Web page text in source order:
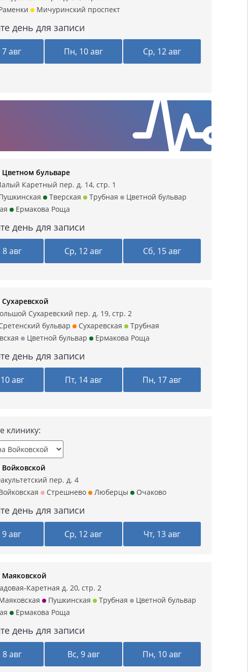
Мичуринский проспект
день для записи
авг Пн, 10 авг Ср, 12 авг
Цветном бульваре
Каретный пер. д. 14, стр. 1
Тверская Трубная
Цветной бульвар
Ермакова Роща
день для записи
авг Ср, 12 авг Сб, 15 авг
Сухаревский пер. д. 19, стр. 2
бульвар Сухаревская
Трубная
Цветной бульвар Ермакова Роща
день для записи
авг Пт, 14 авг Пн, 17 авг
клинику:
пер. д. 4
Стрешнево Люберцы Очаково
день для записи
авг Ср, 12 авг Чт, 13 авг
Маяковской
Каретная д. 20, стр. 2
Пушкинская Трубная
Цветной бульвар
Ермакова Роща
день для записи
авг Вс, 9 авг Пн, 10 авг